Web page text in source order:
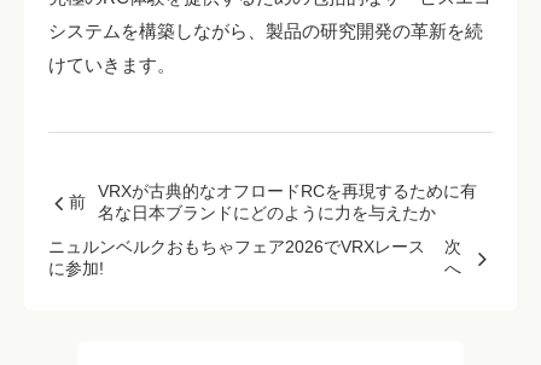
システムを構築しながら、製品の研究開発の革新を続
けていきます。
前
VRXが古典的なオフロードRCを再現するために有
名な日本ブランドにどのように力を与えたか
次
へ
ニュルンベルクおもちゃフェア2026でVRXレース
に参加!